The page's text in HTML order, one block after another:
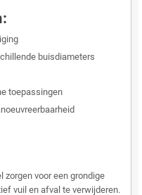
buisdiameters
toepassingen
zorgen voor een grondige
vuil en afval te verwijderen.